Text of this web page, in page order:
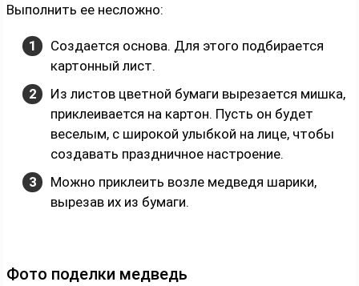
Выполнить ее несложно:
Создается основа. Для этого подбирается
картонный лист.
Из листов цветной бумаги вырезается мишка,
приклеивается на картон. Пусть он будет
веселым, с широкой улыбкой на лице, чтобы
создавать праздничное настроение.
Можно приклеить возле медведя шарики,
вырезав их из бумаги.
Фото поделки медведь